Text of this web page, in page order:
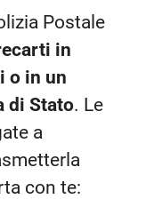
Postale
in
o in un
di Stato. Le
a
con te: